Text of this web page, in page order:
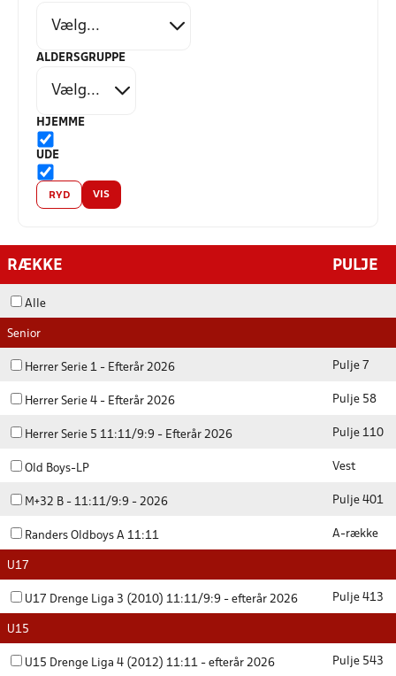
ALDERSGRUPPE
HJEMME
UDE
RYD VIS
RÆKKE PULJE
Alle
Senior
Herrer Serie 1 - Efterår 2026 Pulje 7
Herrer Serie 4 - Efterår 2026 Pulje 58
Herrer Serie 5 11:11/9:9 - Efterår 2026 Pulje 110
Old Boys-LP Vest
M+32 B - 11:11/9:9 - 2026 Pulje 401
Randers Oldboys A 11:11 A-række
U17
U17 Drenge Liga 3 (2010) 11:11/9:9 - efterår 2026 Pulje 413
U15
U15 Drenge Liga 4 (2012) 11:11 - efterår 2026 Pulje 543